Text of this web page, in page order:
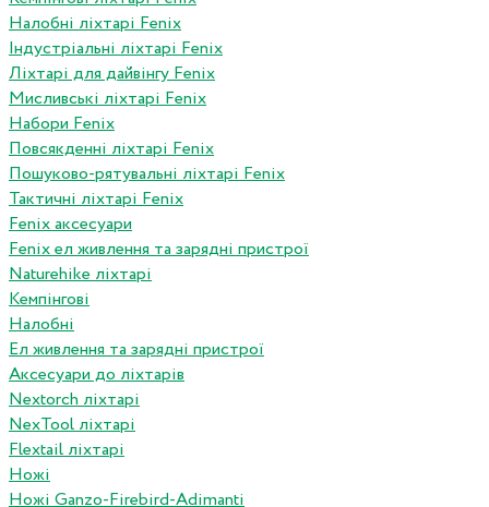
Налобні ліхтарі Fenix
Індустріальні ліхтарі Fenix
Ліхтарі для дайвінгу Fenix
Мисливські ліхтарі Fenix
Набори Fenix
Повсякденні ліхтарі Fenix
Пошуково-рятувальні ліхтарі Fenix
Тактичні ліхтарі Fenix
Fenix аксесуари
Fenix ел живлення та зарядні пристрої
Naturehike ліхтарі
Кемпінгові
Налобні
Ел живлення та зарядні пристрої
Аксесуари до ліхтарів
Nextorch ліхтарі
NexTool ліхтарі
Flextail ліхтарі
Ножі
Ножі Ganzo-Firebird-Adimanti